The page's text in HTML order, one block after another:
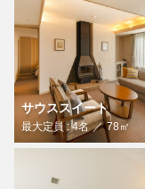
サウススイート
最大定員 : 4名 78㎡